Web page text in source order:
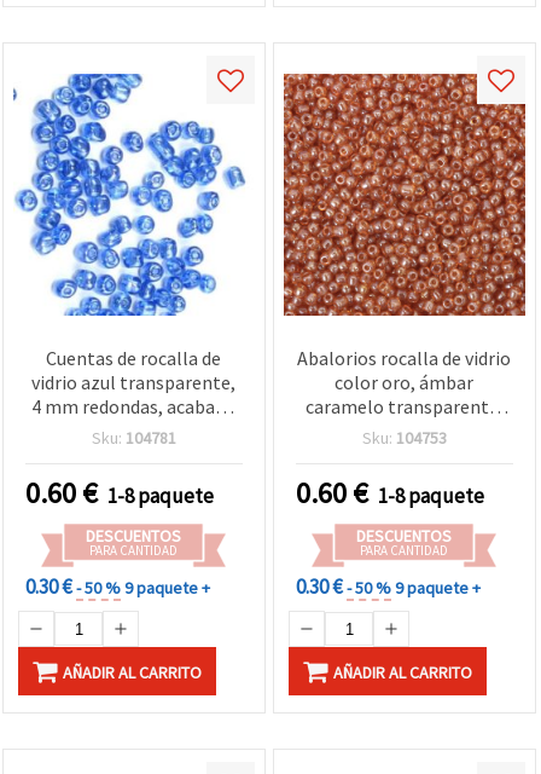
Cuentas de rocalla de
vidrio azul transparente,
4 mm redondas, acabado
brillante, pack de 50 g
manualidades
Sku: 104781
0.60€ 1-8 paquete
DESCUENTOS
PARA CANTIDAD
0.30 €- 50 %9 paquete +
AÑADIR AL CARRITO
Abalorios rocalla de vidrio
color oro, ámbar
caramelo transparente,
redondos 4 mm, efecto
Sku: 104753
0.60€ 1-8 paquete
DESCUENTOS
PARA CANTIDAD
0.30 €- 50 %9 paquete +
AÑADIR AL CARRITO